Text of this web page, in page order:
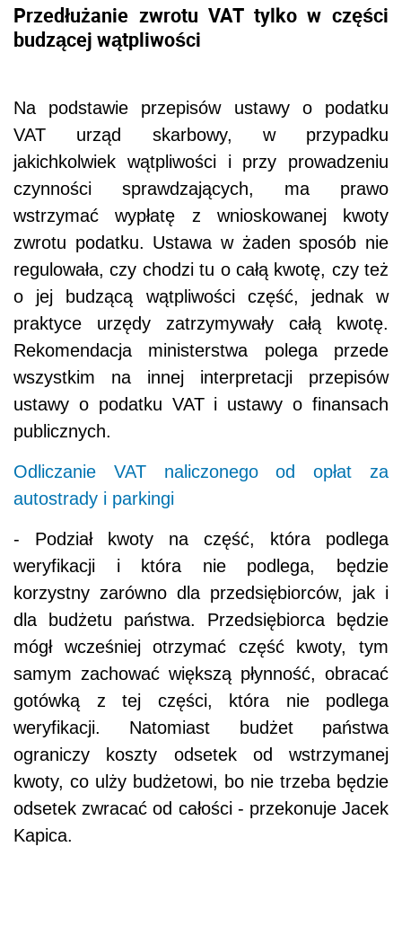
Przedłużanie zwrotu VAT tylko w części
budzącej wątpliwości
Na podstawie przepisów ustawy o podatku
VAT urząd skarbowy, w przypadku
jakichkolwiek wątpliwości i przy prowadzeniu
czynności sprawdzających, ma prawo
wstrzymać wypłatę z wnioskowanej kwoty
zwrotu podatku. Ustawa w żaden sposób nie
regulowała, czy chodzi tu o całą kwotę, czy też
o jej budzącą wątpliwości część, jednak w
praktyce urzędy zatrzymywały całą kwotę.
Rekomendacja ministerstwa polega przede
wszystkim na innej interpretacji przepisów
ustawy o podatku VAT i ustawy o finansach
publicznych.
Odliczanie VAT naliczonego od opłat za
autostrady i parkingi
- Podział kwoty na część, która podlega
weryfikacji i która nie podlega, będzie
korzystny zarówno dla przedsiębiorców, jak i
dla budżetu państwa. Przedsiębiorca będzie
mógł wcześniej otrzymać część kwoty, tym
samym zachować większą płynność, obracać
gotówką z tej części, która nie podlega
weryfikacji. Natomiast budżet państwa
ograniczy koszty odsetek od wstrzymanej
kwoty, co ulży budżetowi, bo nie trzeba będzie
odsetek zwracać od całości - przekonuje Jacek
Kapica.